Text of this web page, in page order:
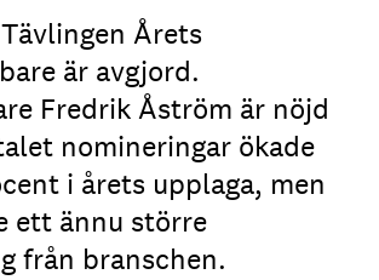
Årets
är avgjord.
Fredrik Åström är nöjd
nomineringar ökade
i årets upplaga, men
ett ännu större
från branschen.